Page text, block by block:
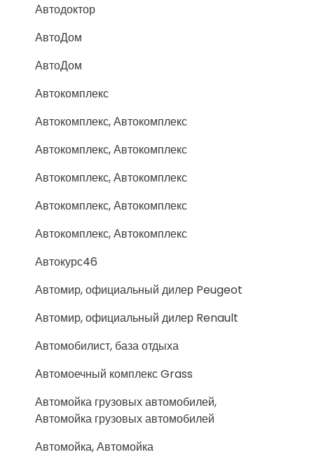
Автодоктор
АвтоДом
АвтоДом
Автокомплекс
Автокомплекс, Автокомплекс
Автокомплекс, Автокомплекс
Автокомплекс, Автокомплекс
Автокомплекс, Автокомплекс
Автокомплекс, Автокомплекс
Автокурс46
Автомир, официальный дилер Peugeot
Автомир, официальный дилер Renault
Автомобилист, база отдыха
Автомоечный комплекс Grass
Автомойка грузовых автомобилей,
Автомойка грузовых автомобилей
Автомойка, Автомойка